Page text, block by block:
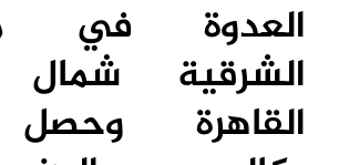
العدوة في
الشرقية
القاهرة